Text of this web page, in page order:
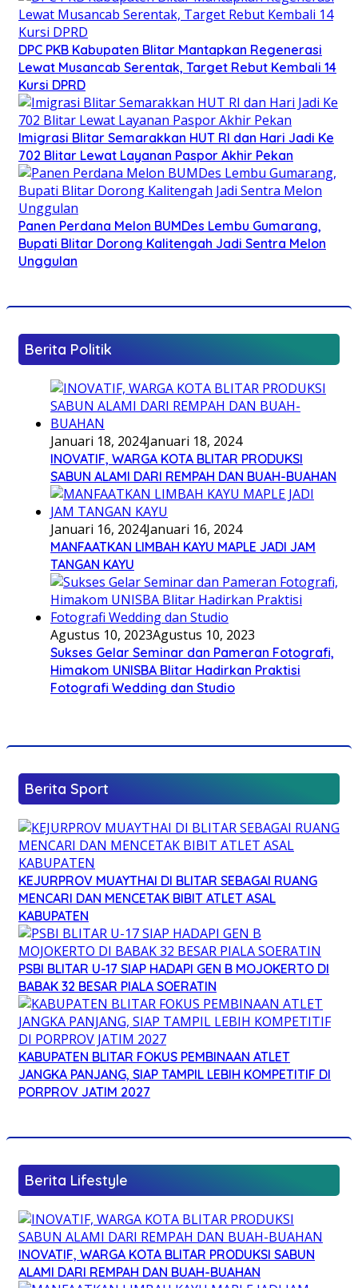
DPC PKB Kabupaten Blitar Mantapkan Regenerasi
Lewat Musancab Serentak, Target Rebut Kembali 14
Kursi DPRD
Imigrasi Blitar Semarakkan HUT RI dan Hari Jadi Ke
702 Blitar Lewat Layanan Paspor Akhir Pekan
Panen Perdana Melon BUMDes Lembu Gumarang,
Bupati Blitar Dorong Kalitengah Jadi Sentra Melon
Unggulan
Berita Politik
Januari 18, 2024Januari 18, 2024
INOVATIF, WARGA KOTA BLITAR PRODUKSI
SABUN ALAMI DARI REMPAH DAN BUAH-BUAHAN
Januari 16, 2024Januari 16, 2024
MANFAATKAN LIMBAH KAYU MAPLE JADI JAM
TANGAN KAYU
Agustus 10, 2023Agustus 10, 2023
Sukses Gelar Seminar dan Pameran Fotografi,
Himakom UNISBA Blitar Hadirkan Praktisi
Fotografi Wedding dan Studio
Berita Sport
KEJURPROV MUAYTHAI DI BLITAR SEBAGAI RUANG
MENCARI DAN MENCETAK BIBIT ATLET ASAL
KABUPATEN
PSBI BLITAR U-17 SIAP HADAPI GEN B MOJOKERTO DI
BABAK 32 BESAR PIALA SOERATIN
KABUPATEN BLITAR FOKUS PEMBINAAN ATLET
JANGKA PANJANG, SIAP TAMPIL LEBIH KOMPETITIF DI
PORPROV JATIM 2027
Berita Lifestyle
INOVATIF, WARGA KOTA BLITAR PRODUKSI SABUN
ALAMI DARI REMPAH DAN BUAH-BUAHAN